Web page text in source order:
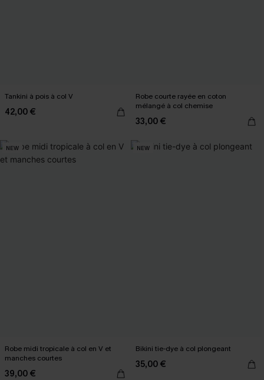
Tankini à pois à col V
42,00 €
Robe courte rayée en coton
mélangé à col chemise
33,00 €
NEW
Robe midi tropicale à col en V et
manches courtes
39,00 €
NEW
Bikini tie-dye à col plongeant
35,00 €